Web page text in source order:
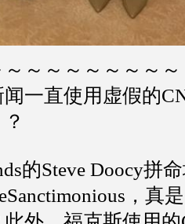
～～～～～～～～
一直使用虚假的
的Steve Doocy拼
，真